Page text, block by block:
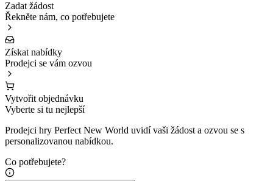
Zadat žádost
Řekněte nám, co potřebujete
Získat nabídky
Prodejci se vám ozvou
Vytvořit objednávku
Vyberte si tu nejlepší
Prodejci hry Perfect New World uvidí vaši žádost a ozvou se s
personalizovanou nabídkou.
Co potřebujete?